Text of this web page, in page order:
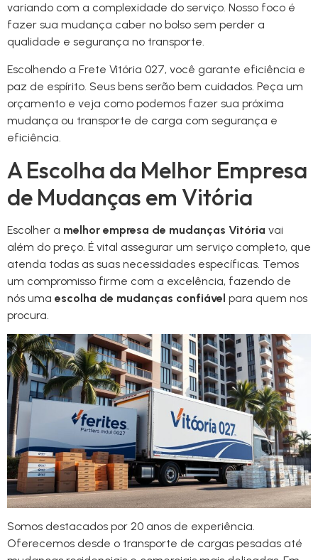
variando com a complexidade do serviço. Nosso foco é
fazer sua mudança caber no bolso sem perder a
qualidade e segurança no transporte.
Escolhendo a Frete Vitória 027, você garante eficiência e
paz de espírito. Seus bens serão bem cuidados. Peça um
orçamento e veja como podemos fazer sua próxima
mudança ou transporte de carga com segurança e
eficiência.
A Escolha da Melhor Empresa
de Mudanças em Vitória
Escolher a melhor empresa de mudanças Vitória vai
além do preço. É vital assegurar um serviço completo, que
atenda todas as suas necessidades específicas. Temos
um compromisso firme com a excelência, fazendo de
nós uma escolha de mudanças confiável para quem nos
procura.
Somos destacados por 20 anos de experiência.
Oferecemos desde o transporte de cargas pesadas até